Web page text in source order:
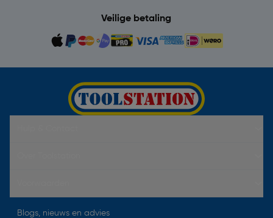
Veilige betaling
Blogs, nieuws en advies